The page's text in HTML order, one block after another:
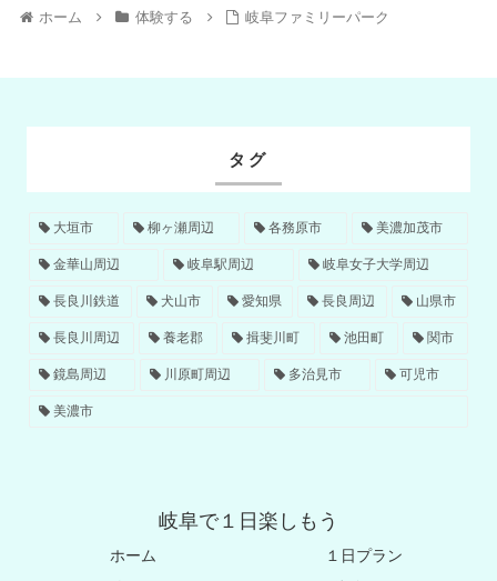
ホーム 体験する 岐阜ファミリーパーク
タグ
大垣市 柳ヶ瀬周辺 各務原市 美濃加茂市
金華山周辺 岐阜駅周辺 岐阜女子大学周辺
長良川鉄道 犬山市 愛知県 長良周辺 山県市
長良川周辺 養老郡 揖斐川町 池田町 関市
鏡島周辺 川原町周辺 多治見市 可児市
美濃市
岐阜で１日楽しもう
ホーム
１日プラン